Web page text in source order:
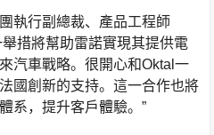
執行副總裁、產品工程師
措將幫助雷諾實現其提供電
汽車戰略。很開心和Oktal一
國創新的支持。這一合作也將
系，提升客戶體驗。”